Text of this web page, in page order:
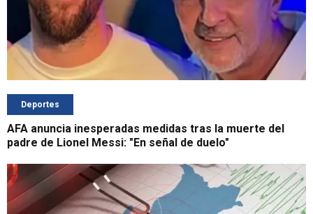
Deportes
AFA anuncia inesperadas medidas tras la muerte del
padre de Lionel Messi: "En señal de duelo"